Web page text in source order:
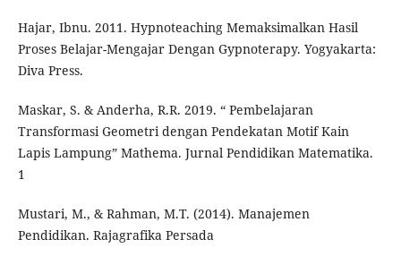
Hajar, Ibnu. 2011. Hypnoteaching Memaksimalkan Hasil
Proses Belajar-Mengajar Dengan Gypnoterapy. Yogyakarta:
Diva Press.
Maskar, S. & Anderha, R.R. 2019. “ Pembelajaran
Transformasi Geometri dengan Pendekatan Motif Kain
Lapis Lampung” Mathema. Jurnal Pendidikan Matematika.
1
Mustari, M., & Rahman, M.T. (2014). Manajemen
Pendidikan. Rajagrafika Persada